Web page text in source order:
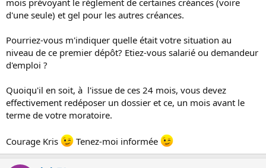
mois prévoyant le règlement de certaines créances (voire
d'une seule) et gel pour les autres créances.
Pourriez-vous m'indiquer quelle était votre situation au
niveau de ce premier dépôt? Etiez-vous salarié ou demandeur
d'emploi ?
Quoiqu'il en soit, à l'issue de ces 24 mois, vous devez
effectivement redéposer un dossier et ce, un mois avant le
terme de votre moratoire.
Courage Kris Tenez-moi informée